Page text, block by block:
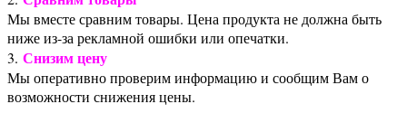
Мы вместе сравним товары. Цена продукта не должна быть
ниже из-за рекламной ошибки или опечатки.
3. Снизим цену
Мы оперативно проверим информацию и сообщим Вам о
возможности снижения цены.